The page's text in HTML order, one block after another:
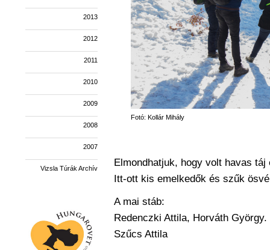
2013
2012
2011
2010
2009
2008
2007
Vizsla Túrák Archív
Fotó: Kollár Mihály
Elmondhatjuk, hogy volt havas
Itt-ott kis emelkedők és szűk
A mai stáb:
Redenczki Attila, Horváth
Szűcs Attila